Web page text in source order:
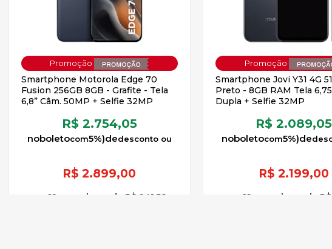
Smartphone Motorola Edge 70
Fusion 256GB 8GB - Grafite - Tela
6,8” Câm. 50MP + Selfie 32MP
R$ 2.754,05
de
5%)
noboleto
R$ 2.899,00
12 de R$ 241,58
sem juros
Smartphone Jovi Y31 4G
Preto - 8GB RAM Tela
Dupla + Selfie 32MP
R$ 2.089,05
de
5%)
noboleto
R$ 2.199,00
12 de
sem juros